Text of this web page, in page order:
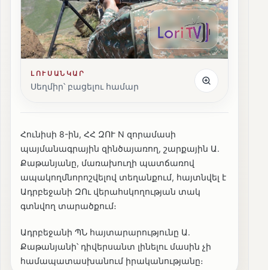
ԼՈՒՍԱՆԿԱՐ
Սեղմիր՝ բացելու համար
Հունիսի 8-ին, ՀՀ ԶՈՒ N զորամասի
պայմանագրային զինծայառող, շարքային Ա.
Քաթանյանը, մառախուղի պատճառով
ապակողմնորոշվելով տեղանքում, հայտնվել է
Ադրբեջանի ԶՈւ վերահսկողության տակ
գտնվող տարածքում։
Ադրբեջանի ՊՆ հայտարարությունը Ա.
Քաթանյանի՝ դիվերսանտ լինելու մասին չի
համապատասխանում իրականությանը։